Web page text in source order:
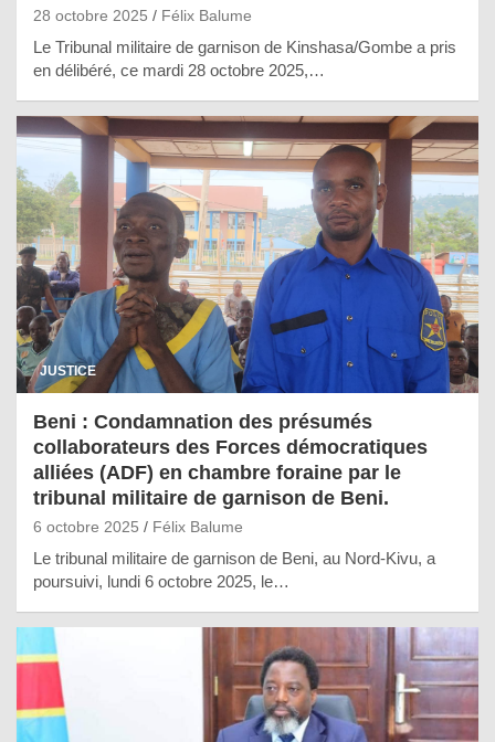
28 octobre 2025 Félix Balume
Le Tribunal militaire de garnison de Kinshasa/Gombe a pris
en délibéré, ce mardi 28 octobre 2025,…
JUSTICE
Beni : Condamnation des présumés
collaborateurs des Forces démocratiques
alliées (ADF) en chambre foraine par le
tribunal militaire de garnison de Beni.
6 octobre 2025 Félix Balume
Le tribunal militaire de garnison de Beni, au Nord-Kivu, a
poursuivi, lundi 6 octobre 2025, le…